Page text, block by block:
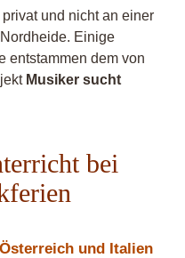
und nicht an einer
Einige
entstammen dem von
Musiker sucht
bei
und Italien